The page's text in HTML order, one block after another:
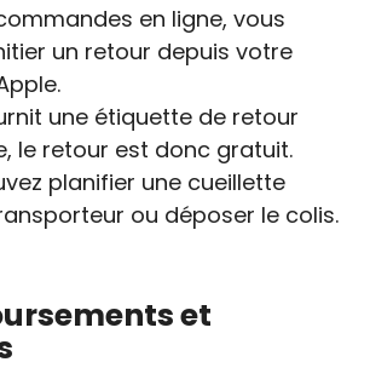
en ligne, vous
un retour depuis votre
une étiquette de retour
le retour est donc gratuit.
planifier une cueillette
ou déposer le colis.
et